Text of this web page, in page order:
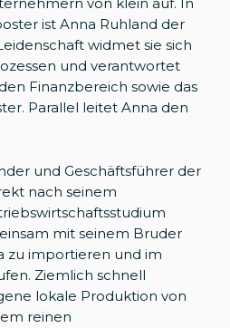
von klein auf. In
ist Anna Ruhland der
widmet sie sich
und verantwortet
Finanzbereich sowie das
Parallel leitet Anna den
und Geschäftsführer der
nach seinem
mit seinem Bruder
zu importieren und im
Ziemlich schnell
lokale Produktion von
reinen